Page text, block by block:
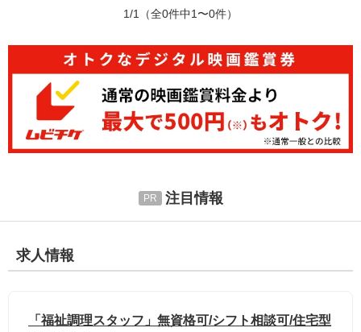
1/1 （全0件中1〜0件）
注目情報
求人情報
「福祉調理スタッフ」無資格可/シフト相談可/住宅型